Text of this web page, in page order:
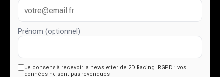
Prénom (optionnel)
Je consens à recevoir la newsletter de 2D Racing. RGPD : vos
données ne sont pas revendues.